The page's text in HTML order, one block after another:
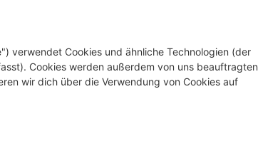
verwendet Cookies und ähnliche Technologien (der
Cookies werden außerdem von uns beauftragten
wir dich über die Verwendung von Cookies auf